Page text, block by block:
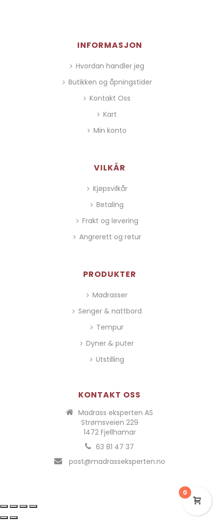
INFORMASJON
Hvordan handler jeg
Butikken og åpningstider
Kontakt Oss
Kart
Min konto
VILKÅR
Kjøpsvilkår
Betaling
Frakt og levering
Angrerett og retur
PRODUKTER
Madrasser
Senger & nattbord
Tempur
Dyner & puter
Utstilling
KONTAKT OSS
Madrass eksperten AS
Strømsveien 229
1472 Fjellhamar
63 81 47 37
post@madrasseksperten.no
0